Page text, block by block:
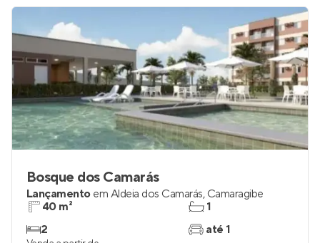
Bosque dos Camarás
Lançamento em Aldeia dos Camarás, Camaragibe
40 m²
2
1
até 1